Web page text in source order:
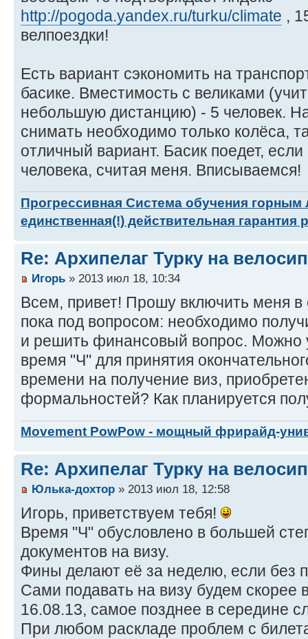
http://pogoda.yandex.ru/turku/climate ,
велпоездки!
Есть вариант сэкономить на
басике. Вместимость с великами
небольшую дистанцию) - 5 человек.
снимать необходимо только колёса,
отличный вариант. Басик поедет,
человека, считая меня. Вписываемся!
Прогрессивная Система обучения
единственная(!) действительная гарантия
Re: Архипелаг Турку на
Игорь » 2013 июл 18, 10:34
Всем, привет! Прошу включить меня в
пока под вопросом: необходимо
и решить финансовый вопрос. Можно
время "Ч" для принятия
времени на получение виз,
формальностей? Как планируется
Movement PowPow - мощный фрирайд-
Re: Архипелаг Турку на
Юлька-дохтор » 2013 июл 18, 12:58
Игорь, приветствуем тебя!
Время "Ч" обусловлено в большей
документов на визу.
Фины делают её за неделю, если без
Сами подавать на визу будем скорее
16.08.13, самое позднее в середине
При любом раскладе проблем с